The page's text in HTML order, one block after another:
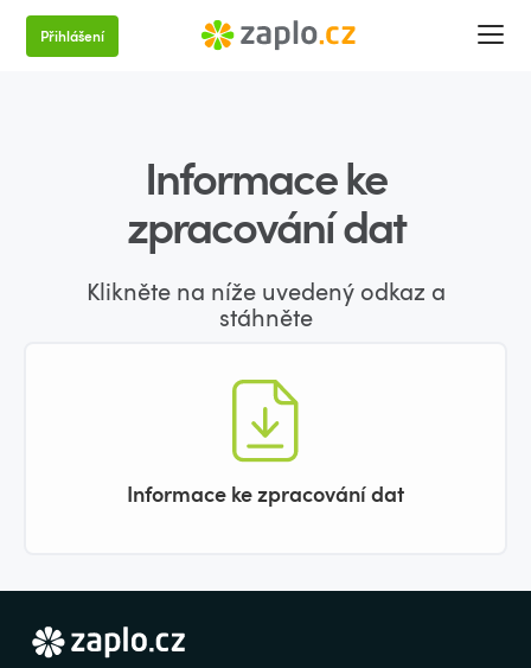
Přihlášení
Informace ke
zpracování dat
Klikněte na níže uvedený odkaz a
stáhněte
Informace ke zpracování dat